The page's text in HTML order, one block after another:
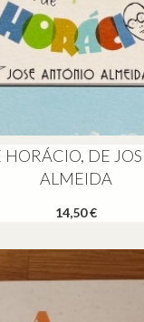
DE
ALMEIDA
14,50 €